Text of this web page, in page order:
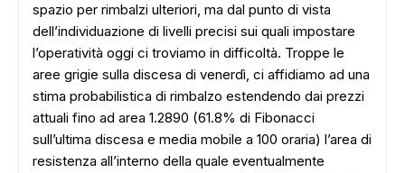
spazio per rimbalzi ulteriori, ma dal punto di vista
dell’individuazione di livelli precisi sui quali impostare
l’operatività oggi ci troviamo in difficoltà. Troppe le
aree grigie sulla discesa di venerdì, ci affidiamo ad una
stima probabilistica di rimbalzo estendendo dai prezzi
attuali fino ad area 1.2890 (61.8% di Fibonacci
sull’ultima discesa e media mobile a 100 oraria) l’area di
resistenza all’interno della quale eventualmente